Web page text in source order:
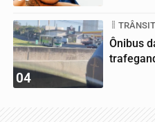
04
Ônibus